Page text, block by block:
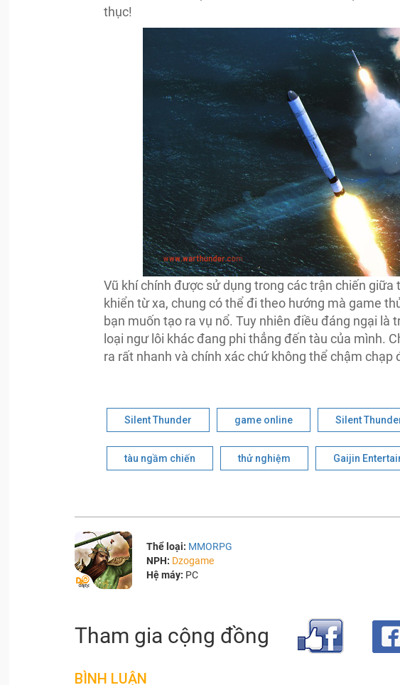
thục!
Vũ khí chính được sử dụng trong các trận chiến
khiển từ xa, chung có thể đi theo hướng mà game
bạn muốn tạo ra vụ nổ. Tuy nhiên điều đáng ngại là
loại ngư lôi khác đang phi thẳng đến tàu của mình.
ra rất nhanh và chính xác chứ không thể chậm chạp
Silent Thunder game online Silent
tàu ngầm chiến thử nghiệm Gaijin
Thể loại: MMORPG
NPH: Dzogame
Hệ máy: PC
Tham gia cộng đồng
BÌNH LUẬN